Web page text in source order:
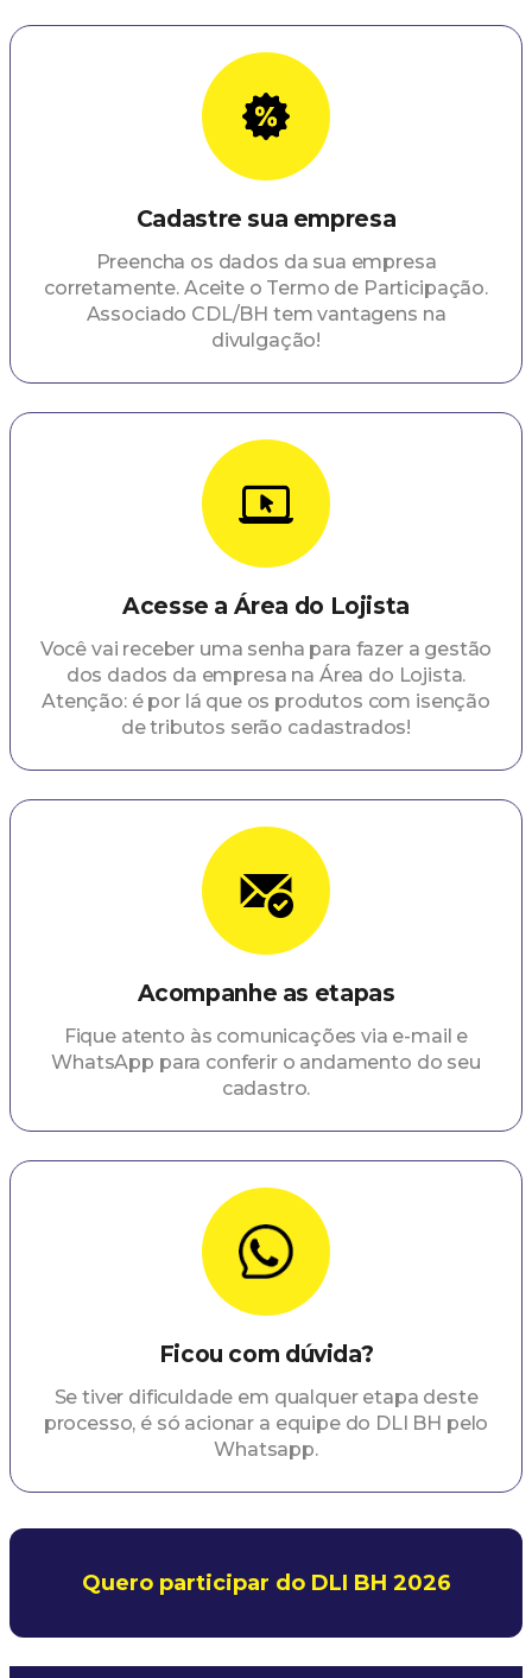
Cadastre sua empresa
Preencha os dados da sua empresa
corretamente. Aceite o Termo de Participação.
Associado CDL/BH tem vantagens na
divulgação!
Acesse a Área do Lojista
Você vai receber uma senha para fazer a gestão
dos dados da empresa na Área do Lojista.
Atenção: é por lá que os produtos com isenção
de tributos serão cadastrados!
Acompanhe as etapas
Fique atento às comunicações via e-mail e
WhatsApp para conferir o andamento do seu
cadastro.
Ficou com dúvida?
Se tiver dificuldade em qualquer etapa deste
processo, é só acionar a equipe do DLI BH pelo
Whatsapp.
Quero participar do DLI BH 2026